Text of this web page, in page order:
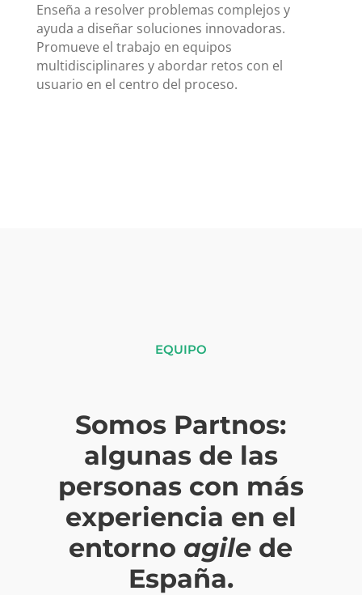
Enseña a resolver problemas complejos y
ayuda a diseñar soluciones innovadoras.
Promueve el trabajo en equipos
multidisciplinares y abordar retos con el
usuario en el centro del proceso.
EQUIPO
Somos Partnos:
algunas de las
personas con más
experiencia en el
entorno agile de
España.